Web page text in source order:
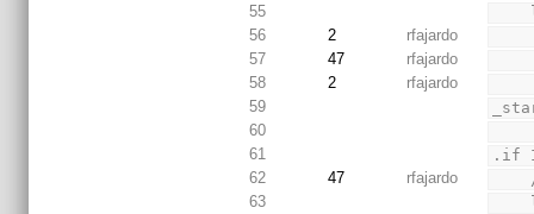
55
56
2
rfajardo
57
47 rfajardo
58
2
rfajardo
59
60
61
.if
62
47 rfajardo
63